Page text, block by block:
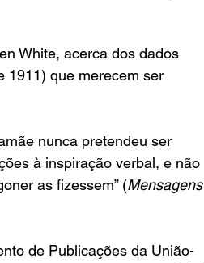
White, acerca dos dados
1911) que merecem ser
nunca pretendeu ser
à inspiração verbal, e não
as fizessem” (Mensagens
de Publicações da União-